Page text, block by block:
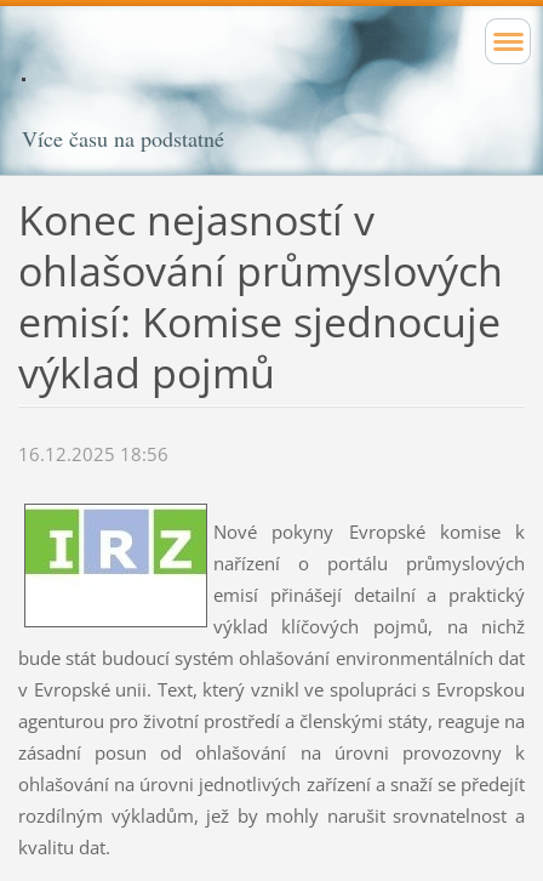
Více času na podstatné
Konec nejasností v
ohlašování průmyslových
emisí: Komise sjednocuje
výklad pojmů
16.12.2025 18:56
Nové pokyny Evropské komise k
nařízení o portálu průmyslových
emisí přinášejí detailní a praktický
výklad klíčových pojmů, na nichž
bude stát budoucí systém ohlašování environmentálních dat
v Evropské unii. Text, který vznikl ve spolupráci s Evropskou
agenturou pro životní prostředí a členskými státy, reaguje na
zásadní posun od ohlašování na úrovni provozovny k
ohlašování na úrovni jednotlivých zařízení a snaží se předejít
rozdílným výkladům, jež by mohly narušit srovnatelnost a
kvalitu dat.